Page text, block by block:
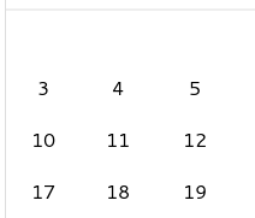
3
4 5
10
11 12
17
18 19